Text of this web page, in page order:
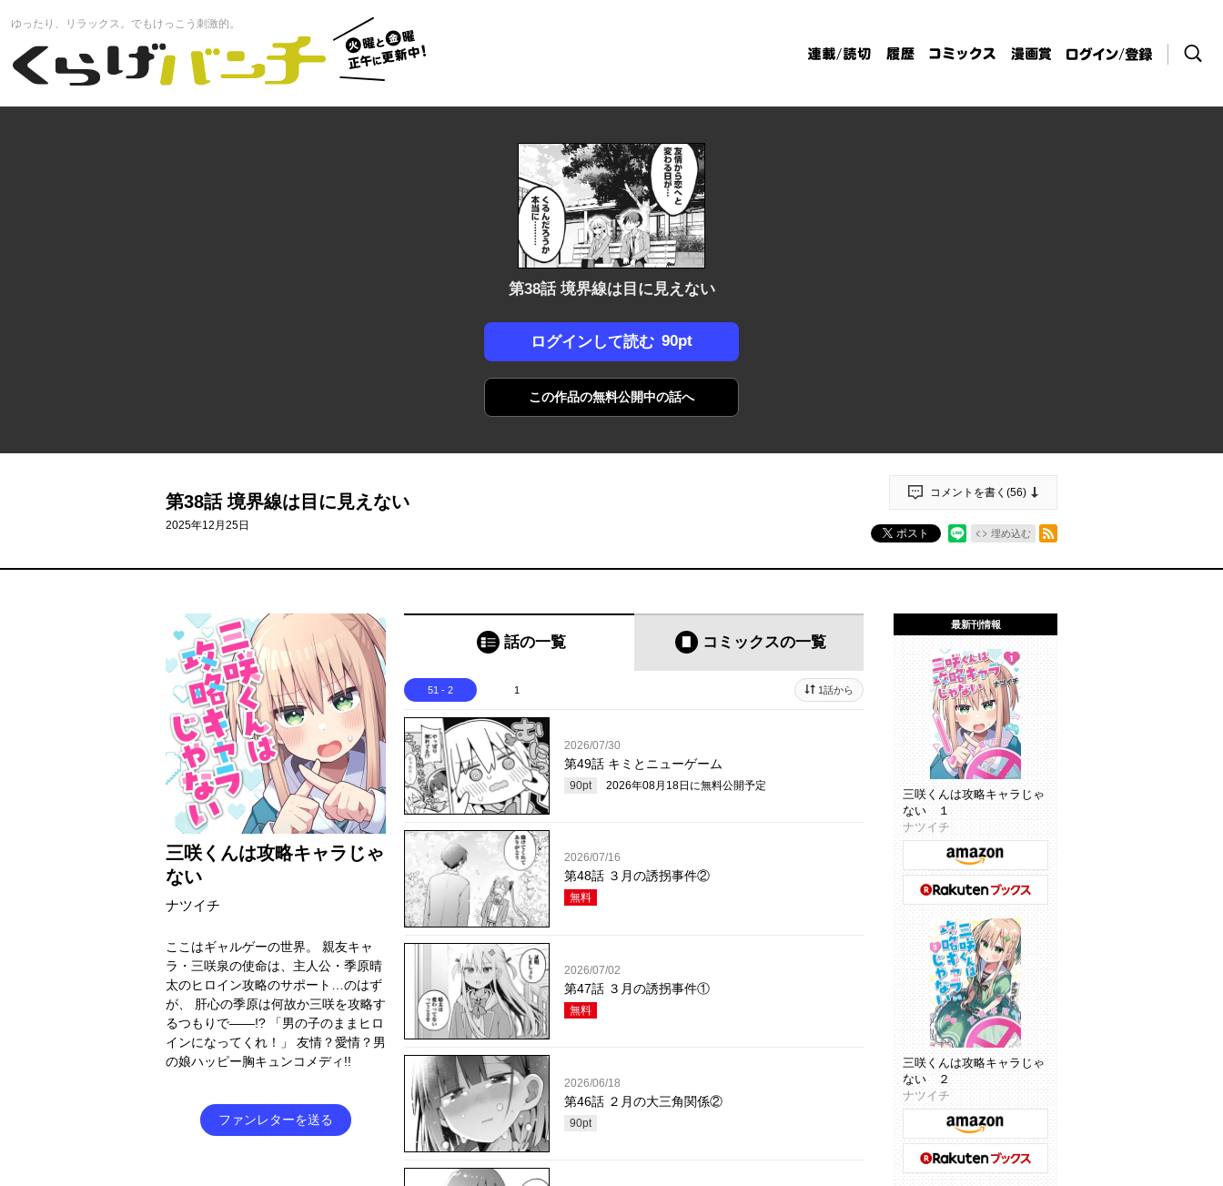
くらげバンチ
火曜と金
曜正午に
更新中！
ゆったり、リラックス。でもけっこう刺激的。
連載/読切 履歴 コミックス 漫画賞
ログイン / 登
録
検索
第38話 境界線は目に見えない
ログインして読む 90pt
この作品の無料公開中の話へ
第38話 境界線は目に見えない
2025年12月25日
コメントを書く(56)
ポスト 埋め込む
三咲くんは攻略キャラじゃ
ない
ナツイチ
ここはギャルゲーの世界。 親友キャ
ラ・三咲泉の使命は、主人公・季原晴
太のヒロイン攻略のサポート…のはず
が、 肝心の季原は何故か三咲を攻略す
るつもりで――!? 「男の子のままヒロ
インになってくれ！」 友情？愛情？男
の娘ハッピー胸キュンコメディ!!
ファンレターを送る
話の一覧 コミックスの一覧
51 - 2 1 1話から
2026/07/30
第49話 キミとニューゲーム
90pt 2026年08月18日 に無料公開予定
2026/07/16
第48話 ３月の誘拐事件②
無料
2026/07/02
第47話 ３月の誘拐事件①
無料
2026/06/18
第46話 ２月の大三角関係②
90pt
最新刊情報
三咲くんは攻略キャラじゃ
ない １
ナツイチ
三咲くんは攻略キャラじゃ
ない ２
ナツイチ